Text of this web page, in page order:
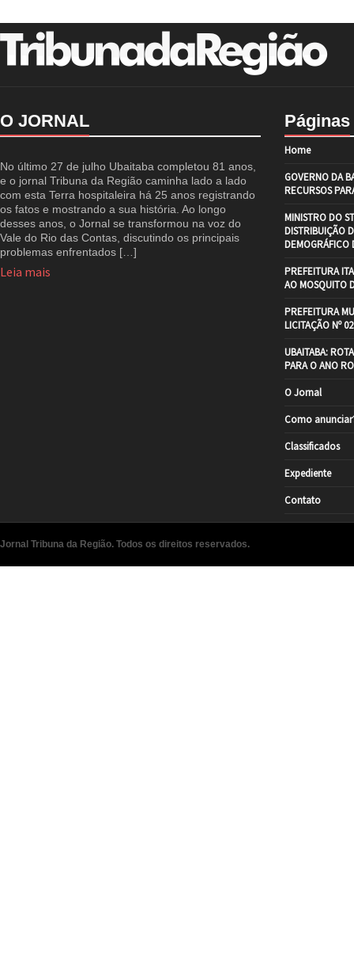
O JORNAL
No último 27 de julho Ubaitaba completou 81 anos,
e o jornal Tribuna da Região caminha lado a lado
com esta Terra hospitaleira há 25 anos registrando
os fatos e mostrando a sua história. Ao longo
desses anos, o Jornal se transformou na voz do
Vale do Rio das Contas, discutindo os principais
problemas enfrentados […]
Leia mais
Páginas
Home
GOVERNO DA
RECURSOS
MINISTRO DO
DISTRIBUIÇÃO
DEMOGRÁFICO
PREFEITURA
AO MOSQUITO
PREFEITURA
LICITAÇÃO Nº
UBAITABA:
PARA O ANO
O Jornal
Como
Classificados
Expediente
Contato
Jornal Tribuna da Região. Todos os direitos reservados.